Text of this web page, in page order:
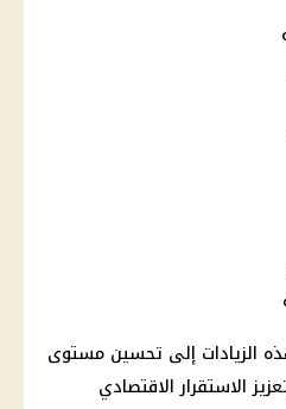
الزيادات إلى تحسين مستوى
الاستقرار الاقتصادي